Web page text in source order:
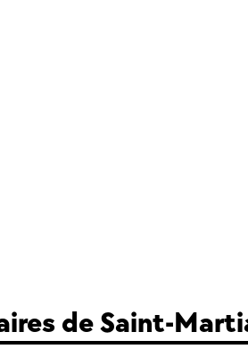
de Saint-